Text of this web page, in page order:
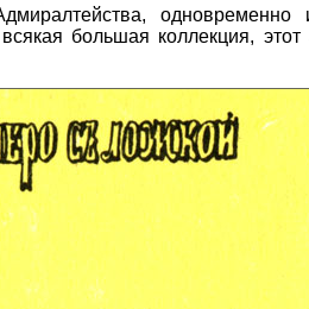
одновременно
большая коллекция,